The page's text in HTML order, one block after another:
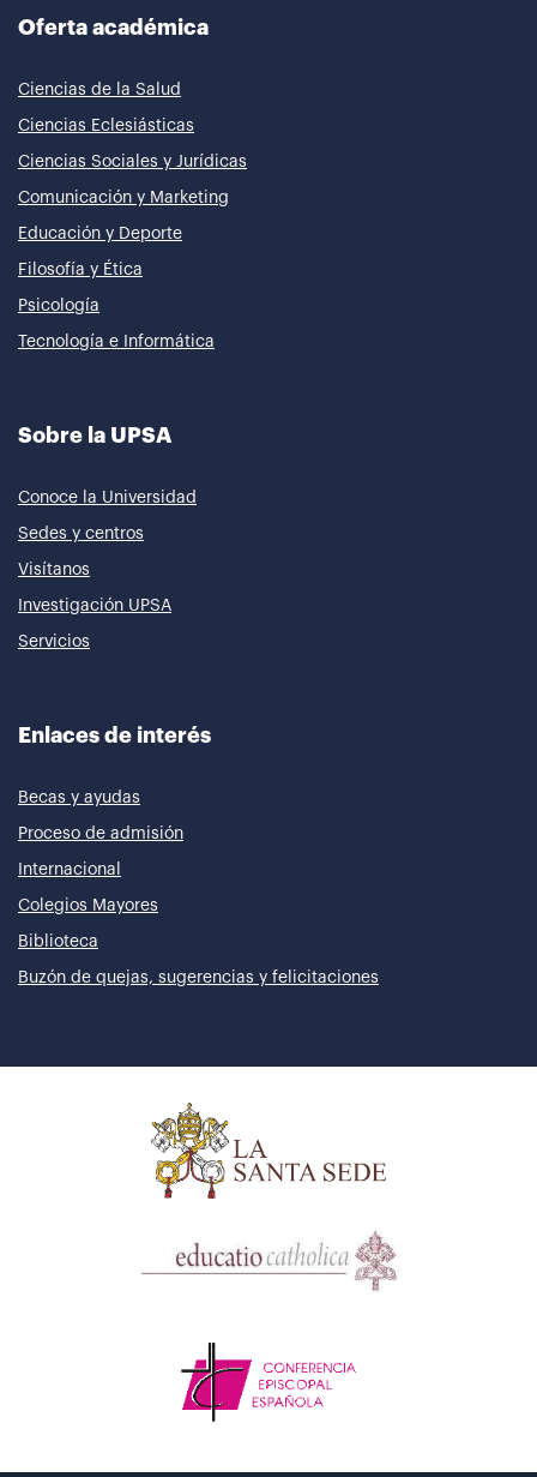
Oferta académica
Ciencias de la Salud
Ciencias Eclesiásticas
Ciencias Sociales y Jurídicas
Comunicación y Marketing
Educación y Deporte
Filosofía y Ética
Psicología
Tecnología e Informática
Sobre la UPSA
Conoce la Universidad
Sedes y centros
Visítanos
Investigación UPSA
Servicios
Enlaces de interés
Becas y ayudas
Proceso de admisión
Internacional
Colegios Mayores
Biblioteca
Buzón de quejas, sugerencias y felicitaciones